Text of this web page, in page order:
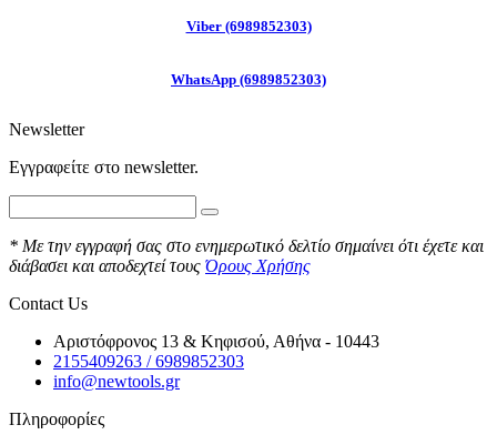
Viber (6989852303)
WhatsApp (6989852303)
Newsletter
Εγγραφείτε στo newsletter.
* Με την εγγραφή σας στο ενημερωτικό δελτίο σημαίνει ότι έχετε και
διάβασει και αποδεχτεί τους Όρους Χρήσης
Contact Us
Αριστόφρονος 13 & Κηφισού, Αθήνα - 10443
2155409263 / 6989852303
info@newtools.gr
Πληροφορίες